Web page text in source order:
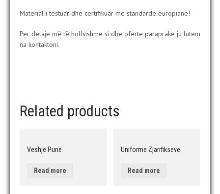
Material i testuar dhe certifikuar me standarde europiane!
Per detaje më të hollsishme si dhe oferte paraprake ju lutem
na kontaktoni.
Related products
Veshje Pune
Read more
Uniforme Zjarrfikseve
Read more